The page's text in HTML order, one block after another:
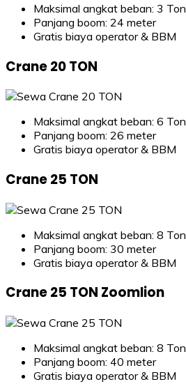
Maksimal angkat beban: 3 Ton
Panjang boom: 24 meter
Gratis biaya operator & BBM
Crane 20 TON
Maksimal angkat beban: 6 Ton
Panjang boom: 26 meter
Gratis biaya operator & BBM
Crane 25 TON
Maksimal angkat beban: 8 Ton
Panjang boom: 30 meter
Gratis biaya operator & BBM
Crane 25 TON Zoomlion
Maksimal angkat beban: 8 Ton
Panjang boom: 40 meter
Gratis biaya operator & BBM